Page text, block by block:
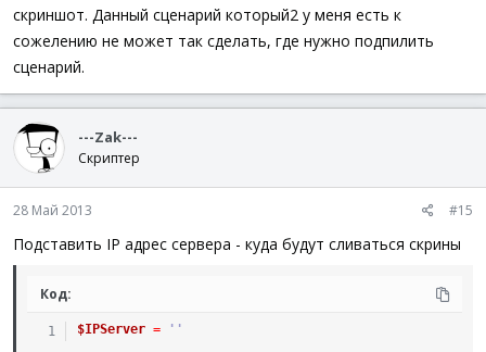
скриншот. Данный сценарий который2 у меня есть к
сожелению не может так сделать, где нужно подпилить
сценарий.
---Zak---
Скриптер
28 Май 2013 #15
Подставить IP адрес сервера - куда будут сливаться скрины
Код:
$IPServer = ''